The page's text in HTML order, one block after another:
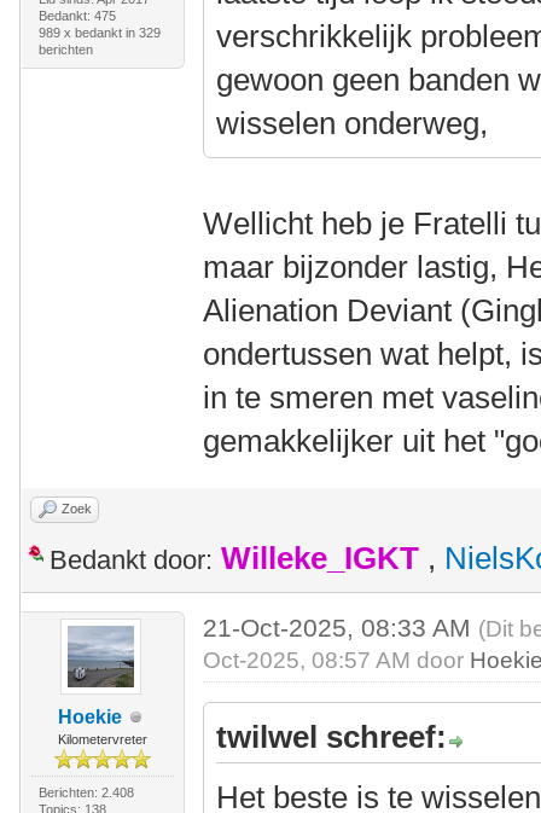
Bedankt: 475
989 x bedankt in 329
berichten
verschrikkelijk
gewoon geen banden
wisselen onderweg,
Wellicht heb je Fratelli
maar bijzonder lastig,
Alienation Deviant
ondertussen wat helpt,
in te smeren met
gemakkelijker uit het
Zoek
Bedankt door: Willeke_IGKT ,
Hoekie
Kilometervreter
Berichten: 2.408
Topics: 138
21-Oct-2025, 08:33 AM (Dit
Oct-2025, 08:57 AM door
twilwel schreef:
Het beste is te